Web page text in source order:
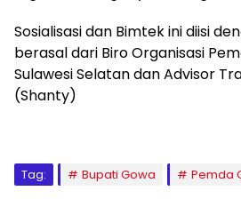
Sosialisasi dan Bimtek ini diisi
berasal dari Biro Organisasi
Sulawesi Selatan dan Advisor
(Shanty)
Tag: Bupati Gowa Pemda